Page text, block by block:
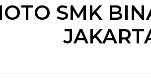
SMK